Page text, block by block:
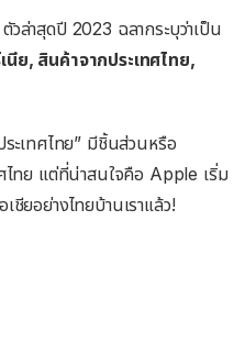
ล่าสุดปี 2023 ฉลากระบุว่าเป็น
ย, สินค้าจากประเทศไทย,
ระเทศไทย” มีชิ้นส่วนหรือ
ศไทย แต่ที่น่าสนใจคือ Apple เริ่ม
ยอย่างไทยบ้านเราแล้ว!